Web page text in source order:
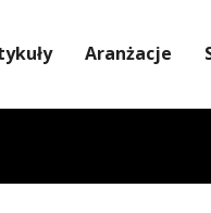
Aranżacje